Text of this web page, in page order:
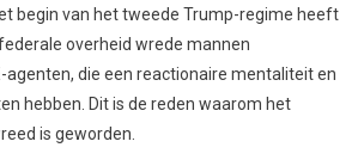
begin van het tweede Trump-regime heeft
overheid wrede mannen
agenten, die een reactionaire mentaliteit en
hebben. Dit is de reden waarom het
is geworden.